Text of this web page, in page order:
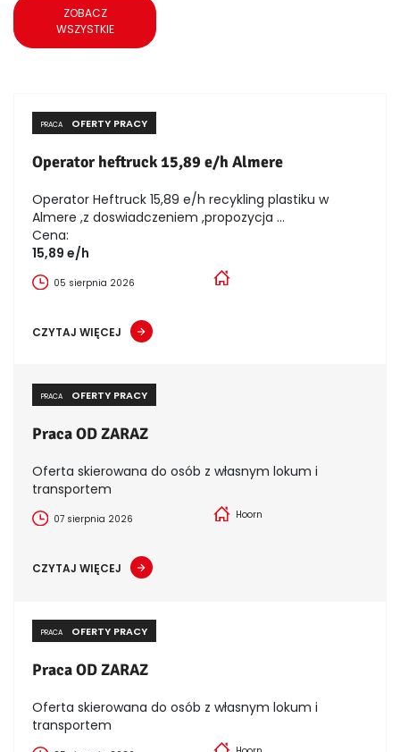
ZOBACZ
WSZYSTKIE
PRACA OFERTY PRACY
Operator heftruck 15,89 e/h Almere
Operator Heftruck 15,89 e/h recykling plastiku w
Almere ,z doswiadczeniem ,propozycja ...
Cena:
15,89 e/h
05 sierpnia 2026
CZYTAJ WIĘCEJ
PRACA OFERTY PRACY
Praca OD ZARAZ
Oferta skierowana do osób z własnym lokum i
transportem
07 sierpnia 2026 Hoorn
CZYTAJ WIĘCEJ
PRACA OFERTY PRACY
Praca OD ZARAZ
Oferta skierowana do osób z własnym lokum i
transportem